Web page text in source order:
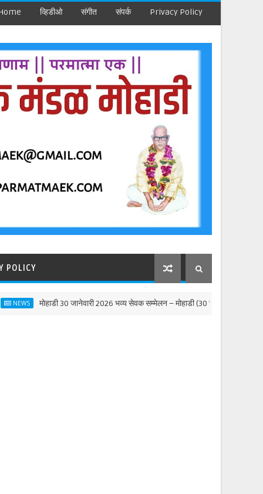
व्हिडीओ संगीत संपर्क Privacy Policy
POLICY
मोहाडी 30 जानेवारी 2026 भव्य सेवक सम्मेलन – मोहाडी (30 जानेवारी 2026)